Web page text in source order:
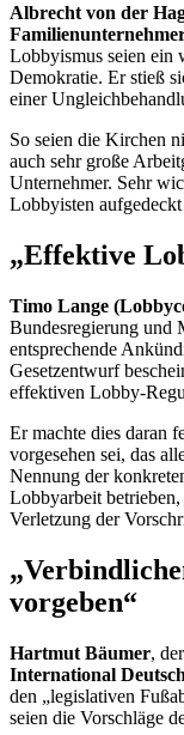
Albrecht von der
Lobbyismus seien ein
Demokratie. Er stieß
einer
So seien die Kirchen
auch sehr große
Unternehmer. Sehr
Lobbyisten
„Effektive
Timo Lange
Bundesregierung und
entsprechende
Gesetzentwurf
effektiven Lobby-
Er machte dies daran
vorgesehen sei, das
Nennung der
Lobbyarbeit
Verletzung der
vorgeben“
Hartmut Bäumer, der
International
den „legislativen
seien die Vorschläge